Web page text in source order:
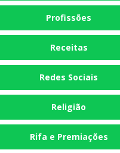
Profissões
Receitas
Redes Sociais
Religião
Rifa e Premiações